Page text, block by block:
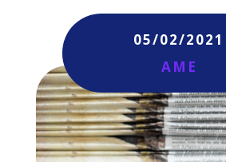
05/02/2021
AME